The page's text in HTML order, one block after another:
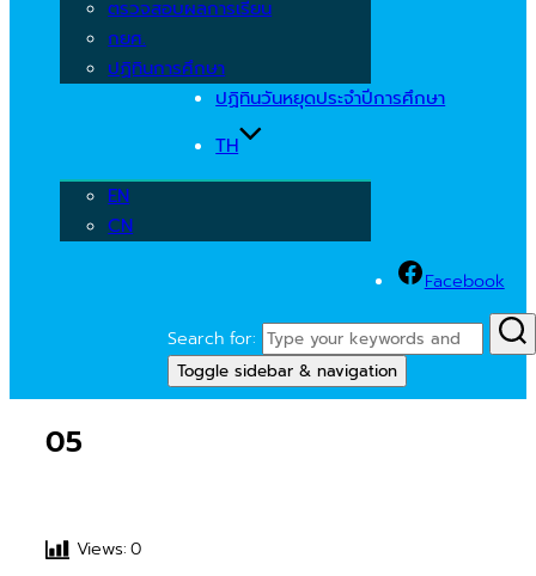
ตรวจสอบผลการเรียน
กยศ.
ปฏิทินการศึกษา
ปฏิทินวันหยุดประจำปีการศึกษา
TH
EN
CN
Facebook
Search for:
Toggle sidebar & navigation
05
Views:0